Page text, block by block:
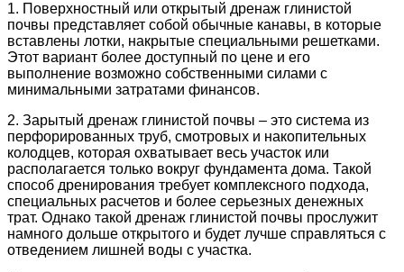
1. Поверхностный или открытый дренаж глинистой
почвы представляет собой обычные канавы, в которые
вставлены лотки, накрытые специальными решетками.
Этот вариант более доступный по цене и его
выполнение возможно собственными силами с
минимальными затратами финансов.
2. Зарытый дренаж глинистой почвы – это система из
перфорированных труб, смотровых и накопительных
колодцев, которая охватывает весь участок или
располагается только вокруг фундамента дома. Такой
способ дренирования требует комплексного подхода,
специальных расчетов и более серьезных денежных
трат. Однако такой дренаж глинистой почвы прослужит
намного дольше открытого и будет лучше справляться с
отведением лишней воды с участка.